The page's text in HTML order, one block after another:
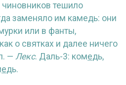
тешило
заменяло им камедь: они
или в фанты,
о святках и далее ничего
— Лекс. Даль-3: комедь,
едь.